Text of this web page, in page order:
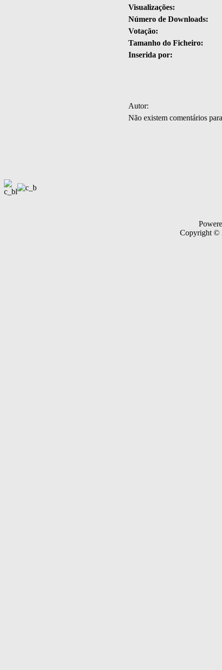
Visualizações:
Número de Downloads:
Votação:
Tamanho do Ficheiro:
Inserida por:
Autor:
Não existem comentários
Copyright ©